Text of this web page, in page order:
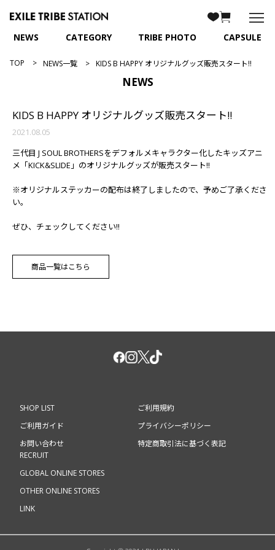
NEWS CATEGORY TRIBE PHOTO CAPSULE
TOP NEWS一覧 KIDS B HAPPY オリジナルグッズ販売スタート!!
NEWS
KIDS B HAPPY オリジナルグッズ販売スタート!!
2021.08.05
三代目 J SOUL BROTHERSをデフォルメキャラクター化したキッズアニ
メ「KICK&SLIDE」のオリジナルグッズが販売スタート!!
※オリジナルステッカーの配布は終了しましたので、予めご了承くださ
い。
ぜひ、チェックしてください!!
商品一覧はこちら
SHOP LIST
ご利用ガイド
お問い合わせ
ご利用規約
プライバシーポリシー
特定商取引法に基づく表記
RECRUIT
GLOBAL ONLINE STORES
OTHER ONLINE STORES
LINK